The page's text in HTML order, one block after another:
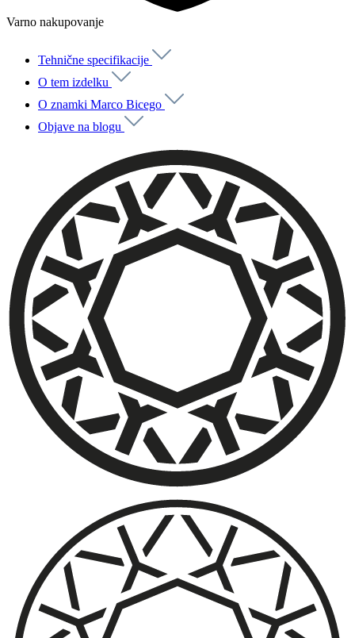
Varno nakupovanje
Tehnične specifikacije
O tem izdelku
O znamki Marco Bicego
Objave na blogu